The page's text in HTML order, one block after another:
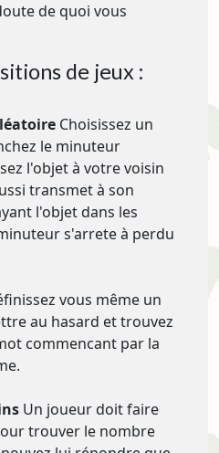
de quoi vous
de jeux :
Choisissez un
le minuteur
l'objet à votre voisin
transmet à son
l'objet dans les
s'arrete à perdu
vous même un
au hasard et trouvez
commencant par la
Un joueur doit faire
trouver le nombre